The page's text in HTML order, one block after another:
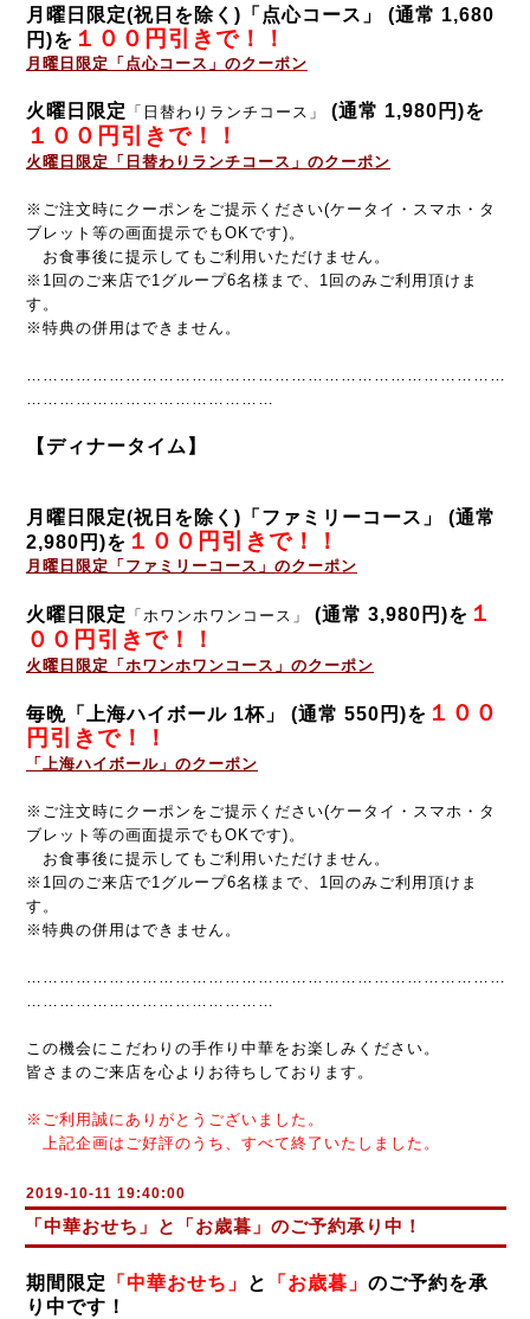
月曜日限定(祝日を除く)「点心コース」
(通常 1,680
円)を １００円引きで！！
月曜日限定「点心コース」 のクーポン
火曜日限定 「日替わりランチコース」 (通常 1,980円)を
１００円引きで！！
火曜日限定「日替わりランチコース」 のクーポン
※ご注文時にクーポンをご提示ください(ケータイ・スマホ・タ
ブレット等の画面提示でもOKです)。
お食事後に提示してもご利用いただけません。
※1回のご来店で1グループ6名様まで、1回のみご利用頂けま
す。
※特典の併用はできません。
……………………………………………………………………………
………………………………………
【ディナータイム】
月曜日限定(祝日を除く)「ファミリーコース」
(通常
2,980円)を １００円引きで！！
月曜日限定「ファミリーコース」 のクーポン
火曜日限定 「ホワンホワンコース」 (通常 3,980円)を １
００円引きで！！
火曜日限定「ホワンホワンコース」 のクーポン
毎晩「上海ハイボール 1杯」 (通常 550円)を １００
円引きで！！
「上海ハイボール」 のクーポン
※ご注文時にクーポンをご提示ください(ケータイ・スマホ・タ
ブレット等の画面提示でもOKです)。
お食事後に提示してもご利用いただけません。
※1回のご来店で1グループ6名様まで、1回のみご利用頂けま
す。
※特典の併用はできません。
……………………………………………………………………………
………………………………………
この機会にこだわりの手作り中華を お楽しみください。
皆さまのご来店を心よりお待ちしております。
※ご利用誠にありがとうございました。
上記企画はご好評のうち、すべて終了いたしました。
2019-10-11 19:40:00
「中華おせち」と「お歳暮」のご予約承り中！
期間限定 「中華おせち」 と 「お歳暮」 のご予約を承
り中です！